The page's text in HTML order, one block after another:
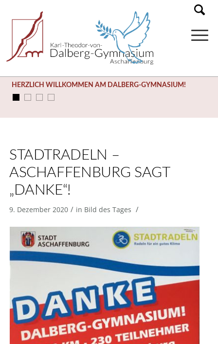
HERZLICH WILLKOMMEN AM DALBERG-GYMNASIUM!
STADTRADELN –
ASCHAFFENBURG SAGT
„DANKE“!
9. Dezember 2020 / in Bild des Tages /